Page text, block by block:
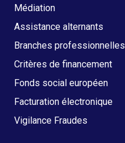
Médiation
Assistance alternants
Branches professionnelles
Critères de financement
Fonds social européen
Facturation électronique
Vigilance Fraudes